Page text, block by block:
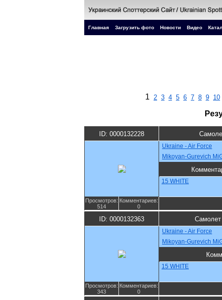
Главная Загрузить фото Новости Видео
1 2 3 4 5 6 7 8 9 10
ID: 0000132228
Ukraine - Air Force
Mikoyan-Gurevich
15 WHITE
Просмотров:
514
Комментариев:
0
ID: 0000132363 Самолет
Ukraine - Air Force
Mikoyan-Gurevich
15 WHITE
Просмотров:
343
Комментариев:
0